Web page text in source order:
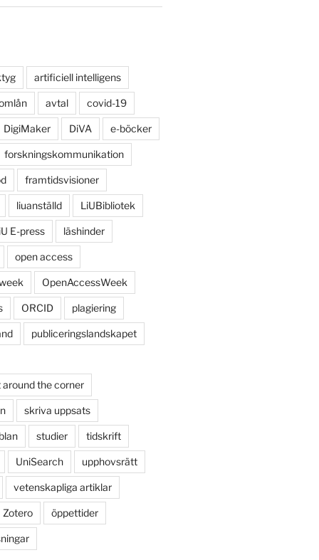
artificiell intelligens
avtal covid-19
DigiMaker DiVA e-böcker
forskningskommunikation
framtidsvisioner
liuanställd LiUBibliotek
E-press läshinder
open access
OpenAccessWeek
ORCID plagiering
publiceringslandskapet
around the corner
skriva uppsats
studier tidskrift
UniSearch upphovsrätt
vetenskapliga artiklar
Zotero öppettider